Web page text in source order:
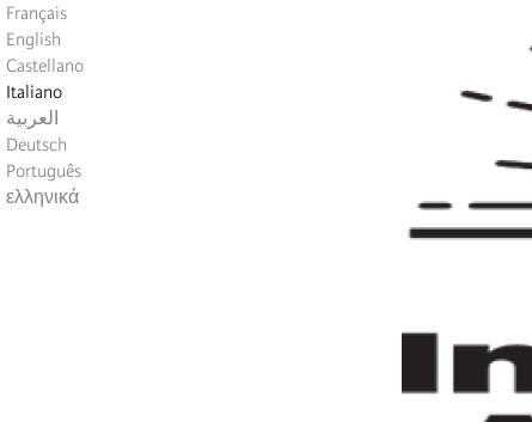
Français
English
Castellano
Italiano
العربية
Deutsch
Português
ελληνικά